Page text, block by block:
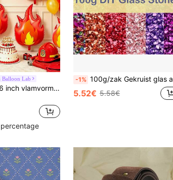
Balloon Lab
3/6 stuks 27,56 inch vlamvormige ballonenset, geschikt voor brandweerthema verjaardag, jubileum, school brandveiligheid bewustzijn themafeest decoratie. Verjaardagsballonnen
-1% 100g/zak Gekruist glas ambachtelijke glitter voor ambachten, harskunst, asymmetrische metalen kristalchips, grove glitters, glanzende nagelsequins, schilfers voor nagelkunst, DIY sieraden maken, decoratie, vaasvuller, sieraden maken, decoratie
5.52€ 5.58€